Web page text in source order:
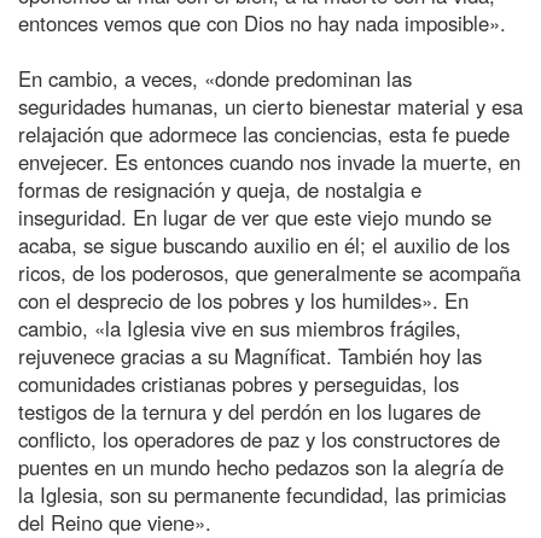
entonces vemos que con Dios no hay nada imposible».
En cambio, a veces, «donde predominan las
seguridades humanas, un cierto bienestar material y esa
relajación que adormece las conciencias, esta fe puede
envejecer. Es entonces cuando nos invade la muerte, en
formas de resignación y queja, de nostalgia e
inseguridad. En lugar de ver que este viejo mundo se
acaba, se sigue buscando auxilio en él; el auxilio de los
ricos, de los poderosos, que generalmente se acompaña
con el desprecio de los pobres y los humildes». En
cambio, «la Iglesia vive en sus miembros frágiles,
rejuvenece gracias a su Magníficat. También hoy las
comunidades cristianas pobres y perseguidas, los
testigos de la ternura y del perdón en los lugares de
conflicto, los operadores de paz y los constructores de
puentes en un mundo hecho pedazos son la alegría de
la Iglesia, son su permanente fecundidad, las primicias
del Reino que viene».